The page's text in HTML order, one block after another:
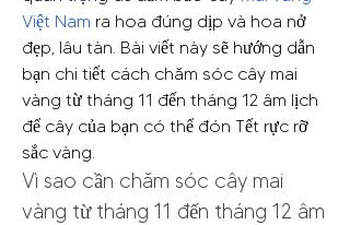
Việt Nam ra hoa đúng dịp và hoa nở
đẹp, lâu tàn. Bài viết này sẽ hướng dẫn
bạn chi tiết cách chăm sóc cây mai
vàng từ tháng 11 đến tháng 12 âm lịch
để cây của bạn có thể đón Tết rực rỡ
sắc vàng.
Vì sao cần chăm sóc cây mai
vàng từ tháng 11 đến tháng 12 âm